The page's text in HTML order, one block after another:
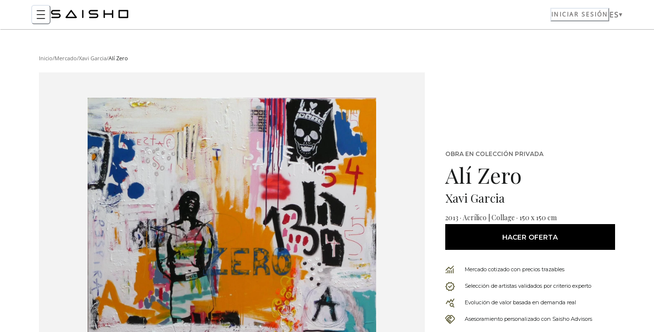
INICIAR SESIÓN ES
Inicio/Mercado/Xavi Garcia/Alí Zero
OBRA EN COLECCIÓN PRIVADA
Alí Zero
Xavi Garcia
2013 · Acrílico | Collage · 150 x 150 cm
HACER OFERTA
Mercado cotizado con precios trazables
Selección de artistas validados por criterio experto
Evolución de valor basada en demanda real
Asesoramiento personalizado con Saisho Advisors